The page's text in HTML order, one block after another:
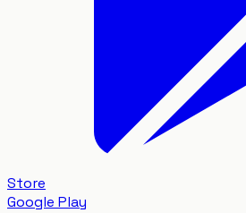
Store
Google Play